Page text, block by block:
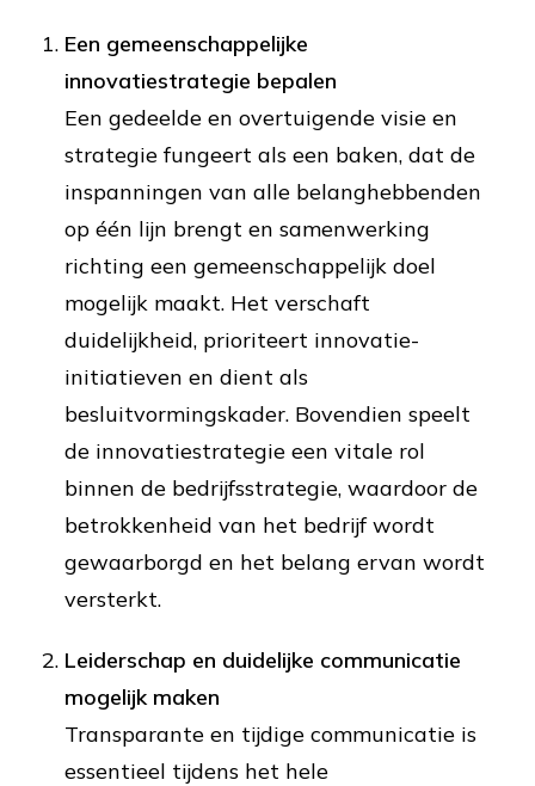
Een gemeenschappelijke
innovatiestrategie bepalen
Een gedeelde en overtuigende visie en
strategie fungeert als een baken, dat de
inspanningen van alle belanghebbenden
op één lijn brengt en samenwerking
richting een gemeenschappelijk doel
mogelijk maakt. Het verschaft
duidelijkheid, prioriteert innovatie-
initiatieven en dient als
besluitvormingskader. Bovendien speelt
de innovatiestrategie een vitale rol
binnen de bedrijfsstrategie, waardoor de
betrokkenheid van het bedrijf wordt
gewaarborgd en het belang ervan wordt
versterkt.
Leiderschap en duidelijke communicatie
mogelijk maken
Transparante en tijdige communicatie is
essentieel tijdens het hele